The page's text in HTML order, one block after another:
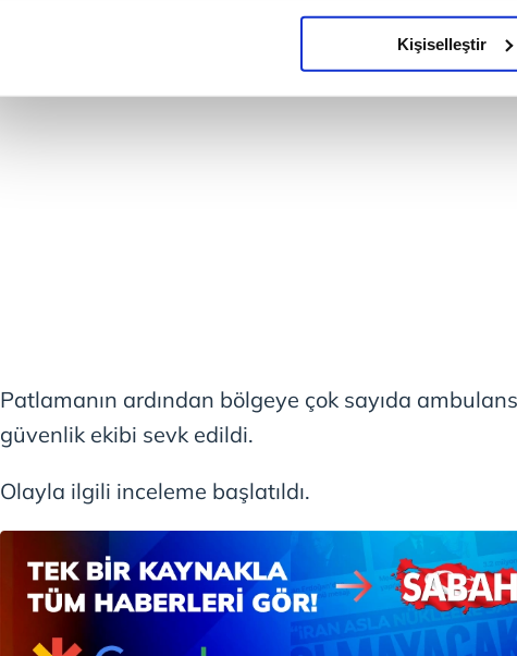
Kişiselleştir
Patlamanın ardından bölgeye çok sayıda
güvenlik ekibi sevk edildi.
Olayla ilgili inceleme başlatıldı.